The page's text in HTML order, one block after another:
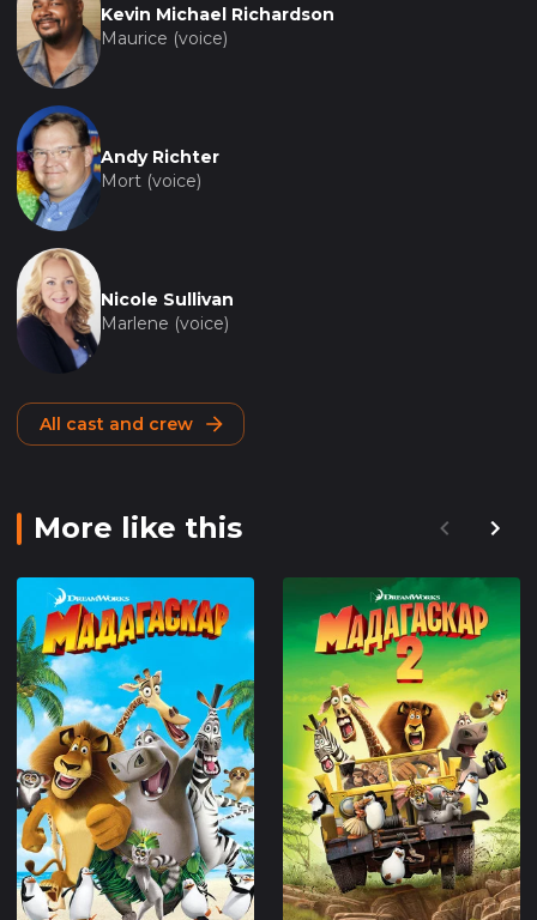
Kevin Michael Richardson
Maurice (voice)
Andy Richter
Mort (voice)
Nicole Sullivan
Marlene (voice)
All cast and crew
More like this